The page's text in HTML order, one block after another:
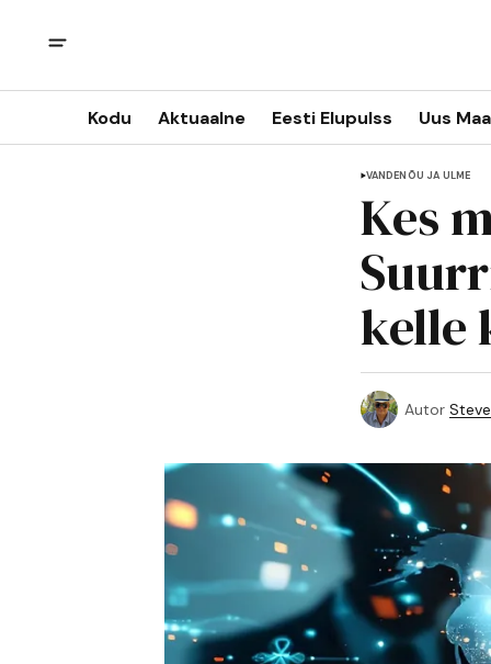
Kodu Aktuaalne Eesti Elupulss Uus
VANDENÕU JA ULME
Kes
kelle
Autor